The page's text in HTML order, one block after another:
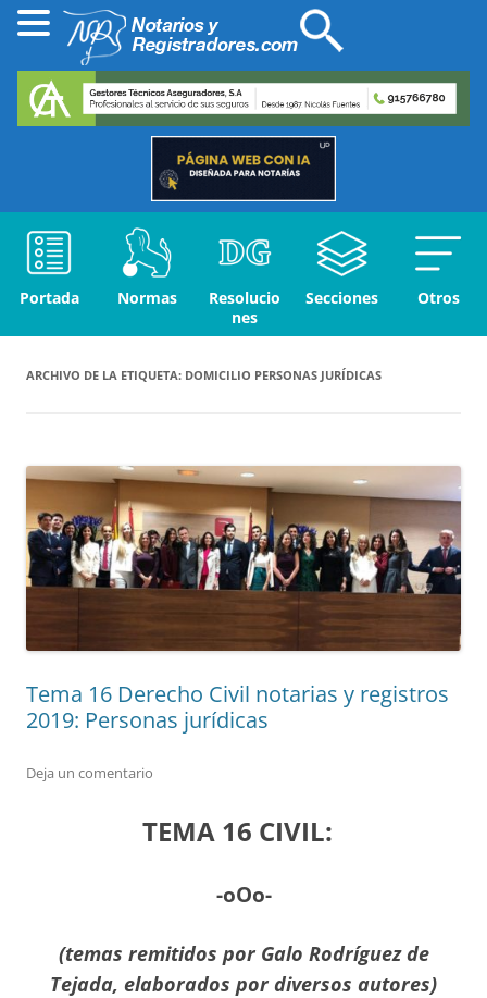
Portada Normas
Resolucio
nes
Secciones Otros
ARCHIVO DE LA ETIQUETA: DOMICILIO PERSONAS JURÍDICAS
Tema 16 Derecho Civil notarias y registros
2019: Personas jurídicas
Deja un comentario
TEMA 16 CIVIL:
-oOo-
(temas remitidos por Galo Rodríguez de
Tejada, elaborados por diversos autores)